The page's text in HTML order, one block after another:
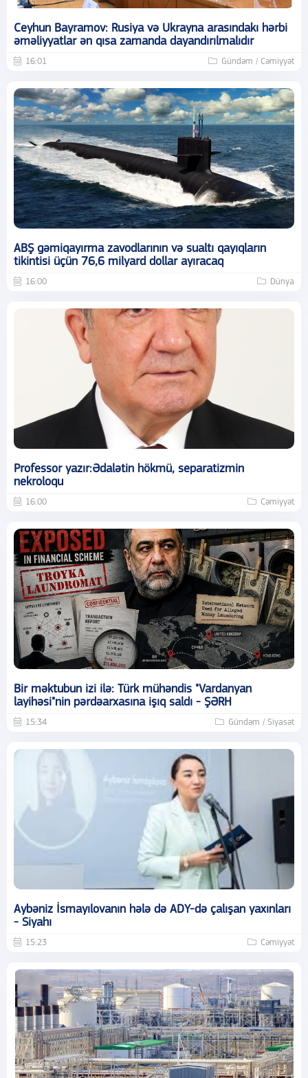
Ceyhun Bayramov: Rusiya və Ukrayna arasındakı hərbi
əməliyyatlar ən qısa zamanda dayandırılmalıdır
16:01 Gündəm / Cəmiyyət
ABŞ gəmiqayırma zavodlarının və sualtı qayıqların
tikintisi üçün 76,6 milyard dollar ayıracaq
16:00 Dünya
Professor yazır:Ədalətin hökmü, separatizmin
nekroloqu
16:00 Cəmiyyət
Bir məktubun izi ilə: Türk mühəndis "Vardanyan
layihəsi"nin pərdəarxasına işıq saldı - ŞƏRH
15:34 Gündəm / Siyasət
Aybəniz İsmayılovanın hələ də ADY-də çalışan yaxınları
- Siyahı
15:23 Cəmiyyət